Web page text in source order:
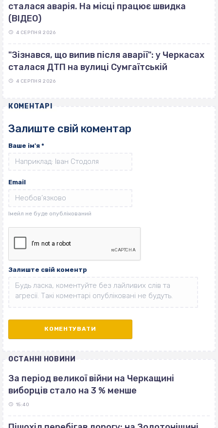
сталася аварія. На місці працює швидка
(ВІДЕО)
4 СЕРПНЯ 2026
"Зізнався, що випив після аварії": у Черкасах
сталася ДТП на вулиці Сумгаїтській
4 СЕРПНЯ 2026
КОМЕНТАРІ
Залиште свій коментар
Ваше ім'я *
Email
Залиште свій коментр
ОСТАННІ НОВИНИ
За період великої війни на Черкащині
виборців стало на 3 % менше
15:40